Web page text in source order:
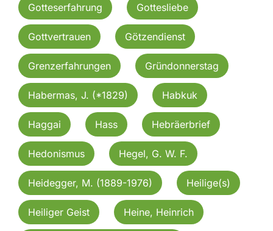
Gotteserfahrung Gottesliebe
Gottvertrauen Götzendienst
Grenzerfahrungen Gründonnerstag
Habermas, J. (*1829) Habkuk
Haggai Hass Hebräerbrief
Hedonismus Hegel, G. W. F.
Heidegger, M. (1889-1976) Heilige(s)
Heiliger Geist Heine, Heinrich